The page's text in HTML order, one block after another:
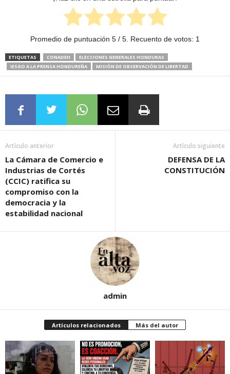
Promedio de puntuación 5 / 5. Recuento de votos: 1
ETIQUETAS CONADEH
ELECCIONES GENERALES HONDURAS
IESGO A LA PRENSA HONDUREÑA
MISIÓN DE OBSERVACIÓN DE LIBERTAD
Artículo anterior
La Cámara de Comercio e
Industrias de Cortés
(CCIC) ratifica su
compromiso con la
democracia y la
estabilidad nacional
Artículo siguiente
DEFENSA DE LA
CONSTITUCIÓN
admin
Artículos relacionados Más del autor